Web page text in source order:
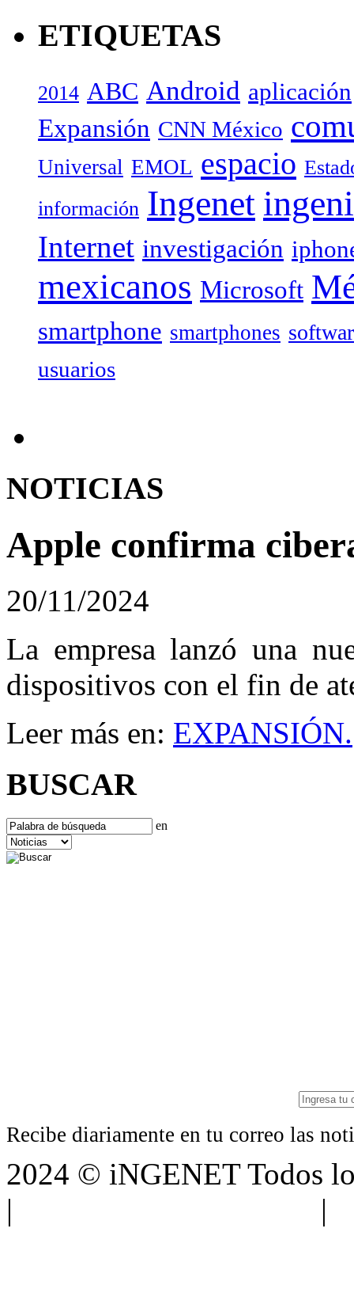
ETIQUETAS
2014 ABC Android aplicación
Expansión CNN México
Universal EMOL espacio
información Ingenet
Internet investigación
mexicanos Microsoft
smartphone smartphones
usuarios
NOTICIAS
Apple confirma
20/11/2024
La empresa lanzó una
dispositivos con el fin de
Leer más en: EXPANSIÓN.
BUSCAR
en
Recibe diariamente en tu correo las
2024 © iNGENET Todos
|
|